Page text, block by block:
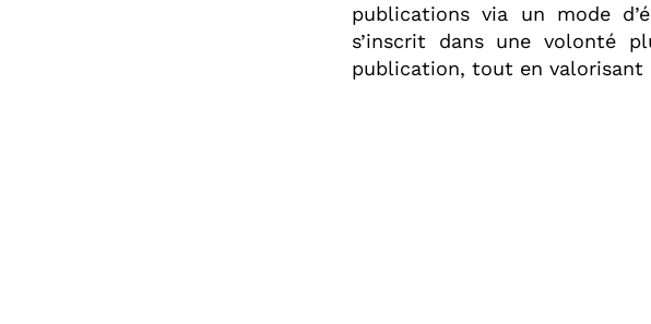
publications via un mode
s’inscrit dans une volonté
publication, tout en valorisant